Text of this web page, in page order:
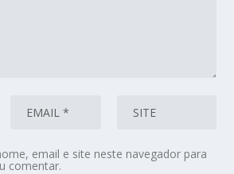
email e site neste navegador para
comentar.